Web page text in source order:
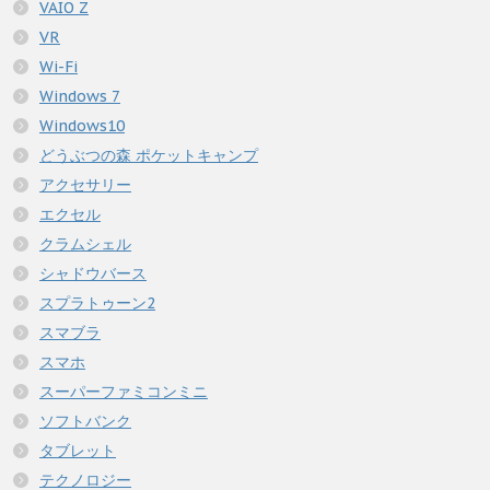
VAIO Z
VR
Wi-Fi
Windows 7
Windows10
どうぶつの森 ポケットキャンプ
アクセサリー
エクセル
クラムシェル
シャドウバース
スプラトゥーン2
スマブラ
スマホ
スーパーファミコンミニ
ソフトバンク
タブレット
テクノロジー